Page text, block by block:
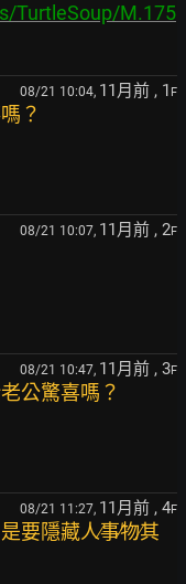
TurtleSoup/M.175
08/21 10:04, 11月前 , 1 F
？
08/21 10:07, 11月前 , 2F
08/21 10:47, 11月前 , 3F
公驚喜嗎？
08/21 11:27, 11月前 , 4F
隱藏人∕事∕物∕其